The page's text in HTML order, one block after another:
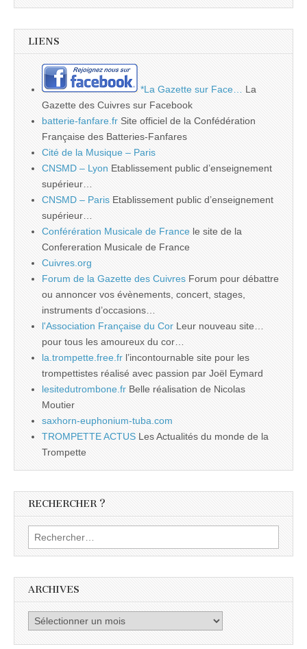
LIENS
*La Gazette sur Face…
La
Gazette des Cuivres sur Facebook
batterie-fanfare.fr Site officiel de la Confédération
Française des Batteries-Fanfares
Cité de la Musique – Paris
CNSMD – Lyon Etablissement public d’enseignement
supérieur…
CNSMD – Paris Etablissement public d’enseignement
supérieur…
Conférération Musicale de France le site de la
Confereration Musicale de France
Cuivres.org
Forum de la Gazette des Cuivres Forum pour débattre
ou annoncer vos évènements, concert, stages,
instruments d’occasions…
l'Association Française du Cor Leur nouveau site…
pour tous les amoureux du cor…
la.trompette.free.fr l’incontournable site pour les
trompettistes réalisé avec passion par Joël Eymard
lesitedutrombone.fr Belle réalisation de Nicolas
Moutier
saxhorn-euphonium-tuba.com
TROMPETTE ACTUS Les Actualités du monde de la
Trompette
RECHERCHER ?
Rechercher :
ARCHIVES
Archives